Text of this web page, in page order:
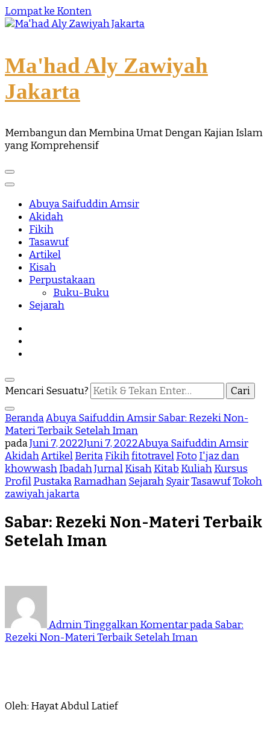
Lompat ke Konten
Ma'had Aly Zawiyah
Jakarta
Membangun dan Membina Umat Dengan Kajian Islam
yang Komprehensif
Abuya Saifuddin Amsir
Akidah
Fikih
Tasawuf
Artikel
Kisah
Perpustakaan
Buku-Buku
Sejarah
Mencari Sesuatu?
BerandaAbuya Saifuddin AmsirSabar: Rezeki Non-
Materi Terbaik Setelah Iman
padaJuni 7, 2022Juni 7, 2022Abuya Saifuddin Amsir
AkidahArtikelBeritaFikihfitotravelFoto I'jaz dan
khowwashIbadahJurnalKisahKitab KuliahKursus
ProfilPustakaRamadhanSejarahSyairTasawufTokoh
zawiyah jakarta
Sabar: Rezeki Non-Materi Terbaik
Setelah Iman
AdminTinggalkan Komentarpada Sabar:
Rezeki Non-Materi Terbaik Setelah Iman
Oleh: Hayat Abdul Latief